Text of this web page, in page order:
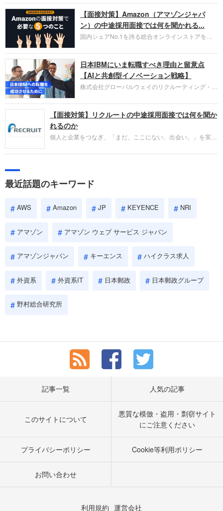
お勧めするイチオシ企業をご紹介します。今回はク
ラウド型CRMプラットフォームを提供する
HubSpot Japan（ハブスポット・ジャパン）株式会
社です。採用面接対策の企業研究にご活用くださ
い。
【面接対策】Amazon（アマゾンジャパ
ン）の中途採用面接では何を聞かれる...
国内シェアNo.1を誇る総合オンラインストアを運
圧倒的な存在感を持つAmazon。中途採用面接では
過去の具体的な業務成果やリーダーシップの発揮、
失敗からの学びが重視され、人間性やカルチャーフ
ィットも評価対象となり、長期的に成長できる仲間
であるかを多角的に審査されます。
日本IBMにいま転職すべき理由と留意点
【AIと共創型イノベーション戦略】
株式会社グローバルウェイのリクルーティング・パ
パーソンが利用する企業口コミサイト「キャリコ
ネ」の転職エージェントがお勧めするイチオシ企業
IBMです。採用面接対策の企業研究にご活用くださ
い。
【面接対策】リクルートの中途採用面接では何を聞か
れるのか
個人と企業をつなぎ、「まだ、ここにない、出会い。」を実現
やこれまでの成果を具体的に問われるほか、「人間性」も評価
しょう。
最近話題のキーワード
AWS Amazon JP KEYENCE NRI
アマゾン アマゾン ウェブ サービス ジャパン
アマゾンジャパン キーエンス ハイクラス求人
外資系 外資系IT 日本郵政 日本郵政グループ
野村総合研究所
記事一覧 人気の記事
このサイトについて
悪質な模倣・盗用・剽窃サイト
にご注意ください
プライバシーポリシー Cookie等利用ポリシー
お問い合わせ
利用規約 運営会社